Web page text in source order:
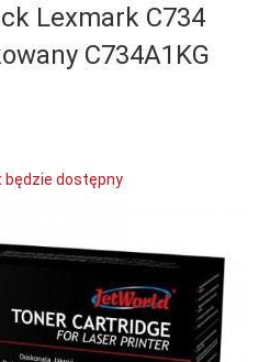
Lexmark C734
C734A1KG
będzie dostępny